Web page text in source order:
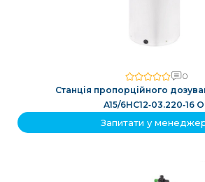
0
Станція пропорційного
A15/6HC12‑03.220‑16
Запитати у